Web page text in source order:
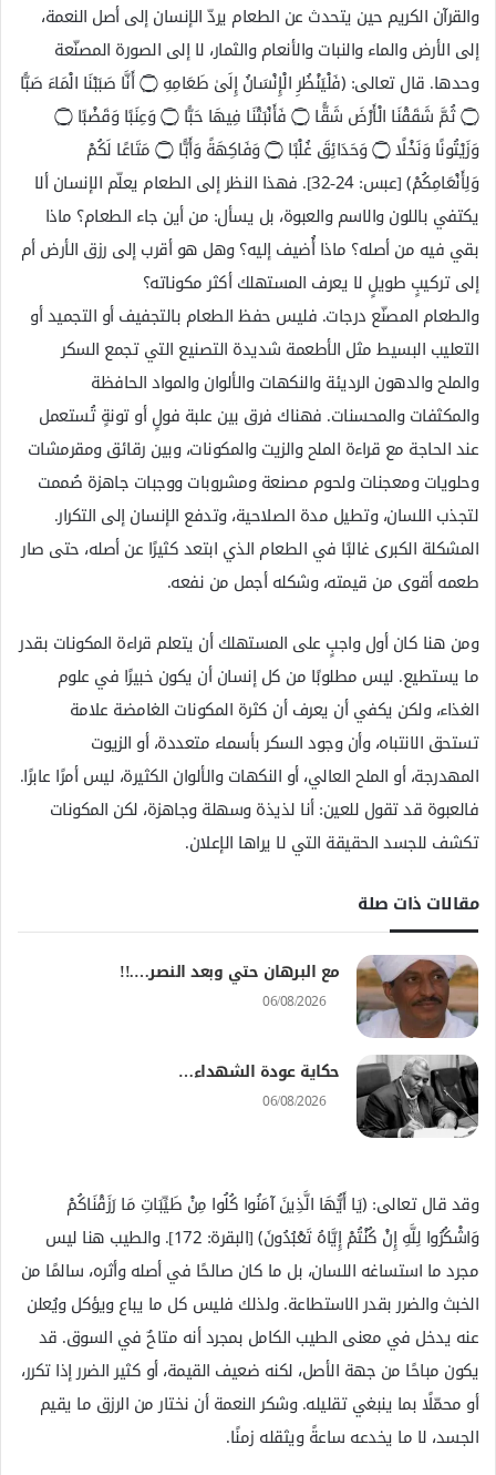
والقرآن الكريم حين يتحدث عن الطعام يردّ الإنسان إلى أصل النعمة،
إلى الأرض والماء والنبات والأنعام والثمار، لا إلى الصورة المصنّعة
وحدها. قال تعالى: ﴿فَلْيَنْظُرِ الْإِنْسَانُ إِلَىٰ طَعَامِهِ ۝ أَنَّا صَبَبْنَا الْمَاءَ صَبًّا
۝ ثُمَّ شَقَقْنَا الْأَرْضَ شَقًّا ۝ فَأَنْبَتْنَا فِيهَا حَبًّا ۝ وَعِنَبًا وَقَضْبًا ۝
وَزَيْتُونًا وَنَخْلًا ۝ وَحَدَائِقَ غُلْبًا ۝ وَفَاكِهَةً وَأَبًّا ۝ مَتَاعًا لَكُمْ
وَلِأَنْعَامِكُمْ﴾ [عبس: 24-32]. فهذا النظر إلى الطعام يعلّم الإنسان ألا
يكتفي باللون والاسم والعبوة، بل يسأل: من أين جاء الطعام؟ ماذا
بقي فيه من أصله؟ ماذا أُضيف إليه؟ وهل هو أقرب إلى رزق الأرض أم
إلى تركيبٍ طويلٍ لا يعرف المستهلك أكثر مكوناته؟
والطعام المصنّع درجات. فليس حفظ الطعام بالتجفيف أو التجميد أو
التعليب البسيط مثل الأطعمة شديدة التصنيع التي تجمع السكر
والملح والدهون الرديئة والنكهات والألوان والمواد الحافظة
والمكثفات والمحسنات. فهناك فرق بين علبة فولٍ أو تونةٍ تُستعمل
عند الحاجة مع قراءة الملح والزيت والمكونات، وبين رقائق ومقرمشات
وحلويات ومعجنات ولحوم مصنعة ومشروبات ووجبات جاهزة صُممت
لتجذب اللسان، وتطيل مدة الصلاحية، وتدفع الإنسان إلى التكرار.
المشكلة الكبرى غالبًا في الطعام الذي ابتعد كثيرًا عن أصله، حتى صار
طعمه أقوى من قيمته، وشكله أجمل من نفعه.
ومن هنا كان أول واجبٍ على المستهلك أن يتعلم قراءة المكونات بقدر
ما يستطيع. ليس مطلوبًا من كل إنسان أن يكون خبيرًا في علوم
الغذاء، ولكن يكفي أن يعرف أن كثرة المكونات الغامضة علامة
تستحق الانتباه، وأن وجود السكر بأسماء متعددة، أو الزيوت
المهدرجة، أو الملح العالي، أو النكهات والألوان الكثيرة، ليس أمرًا عابرًا.
فالعبوة قد تقول للعين: أنا لذيذة وسهلة وجاهزة، لكن المكونات
تكشف للجسد الحقيقة التي لا يراها الإعلان.
مقالات ذات صلة
مع البرهان حتي وبعد النصر….!!
06/08/2026
حكاية عودة الشهداء…
06/08/2026
وقد قال تعالى: ﴿يَا أَيُّهَا الَّذِينَ آمَنُوا كُلُوا مِنْ طَيِّبَاتِ مَا رَزَقْنَاكُمْ
وَاشْكُرُوا لِلَّهِ إِنْ كُنْتُمْ إِيَّاهُ تَعْبُدُونَ﴾ [البقرة: 172]. والطيب هنا ليس
مجرد ما استساغه اللسان، بل ما كان صالحًا في أصله وأثره، سالمًا من
الخبث والضرر بقدر الاستطاعة. ولذلك فليس كل ما يباع ويؤكل ويُعلن
عنه يدخل في معنى الطيب الكامل بمجرد أنه متاحٌ في السوق. قد
يكون مباحًا من جهة الأصل، لكنه ضعيف القيمة، أو كثير الضرر إذا تكرر،
أو محمّلًا بما ينبغي تقليله. وشكر النعمة أن نختار من الرزق ما يقيم
الجسد، لا ما يخدعه ساعةً ويثقله زمنًا.